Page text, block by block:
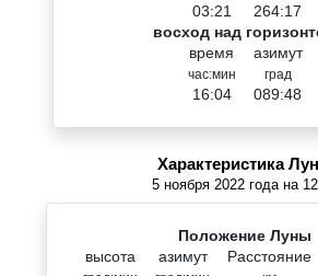
03:21
264:17
восход над
время
час:мин
16:04
азимут
град
089:48
Характеристика
5 ноября 2022 года на
Положение Луны
высота
азимут Расстояние